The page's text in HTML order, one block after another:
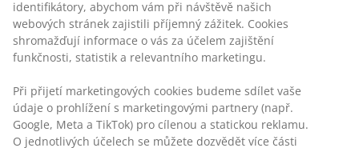
identifikátory, abychom vám při návštěvě našich
webových stránek zajistili příjemný zážitek. Cookies
shromažďují informace o vás za účelem zajištění
funkčnosti, statistik a relevantního marketingu.
Při přijetí marketingových cookies budeme sdílet vaše
údaje o prohlížení s marketingovými partnery (např.
Google, Meta a TikTok) pro cílenou a statickou reklamu.
O jednotlivých účelech se můžete dozvědět více části